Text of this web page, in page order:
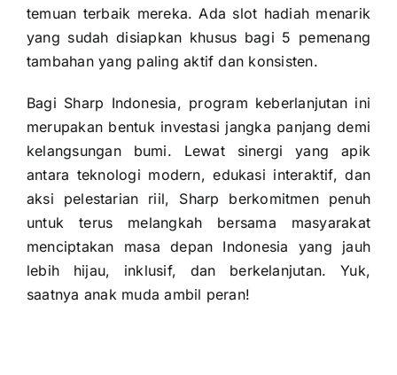
temuan terbaik mereka. Ada slot hadiah menarik
yang sudah disiapkan khusus bagi 5 pemenang
tambahan yang paling aktif dan konsisten.
Bagi Sharp Indonesia, program keberlanjutan ini
merupakan bentuk investasi jangka panjang demi
kelangsungan bumi. Lewat sinergi yang apik
antara teknologi modern, edukasi interaktif, dan
aksi pelestarian riil, Sharp berkomitmen penuh
untuk terus melangkah bersama masyarakat
menciptakan masa depan Indonesia yang jauh
lebih hijau, inklusif, dan berkelanjutan. Yuk,
saatnya anak muda ambil peran!